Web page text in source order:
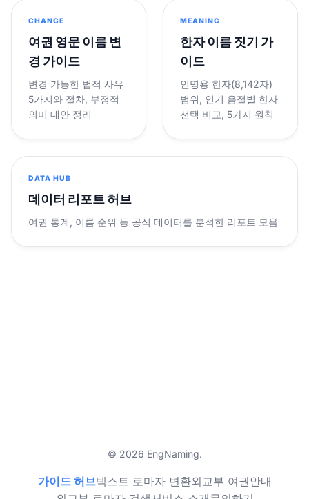
CHANGE
여권 영문 이름 변
경 가이드
변경 가능한 법적 사유
5가지와 절차, 부정적
의미 대안 정리
MEANING
한자 이름 짓기 가
이드
인명용 한자(8,142자)
범위, 인기 음절별 한자
선택 비교, 5가지 원칙
DATA HUB
데이터 리포트 허브
여권 통계, 이름 순위 등 공식 데이터를 분석한 리포트 모음
© 2026 EngNaming.
가이드 허브텍스트 로마자 변환외교부 여권안내